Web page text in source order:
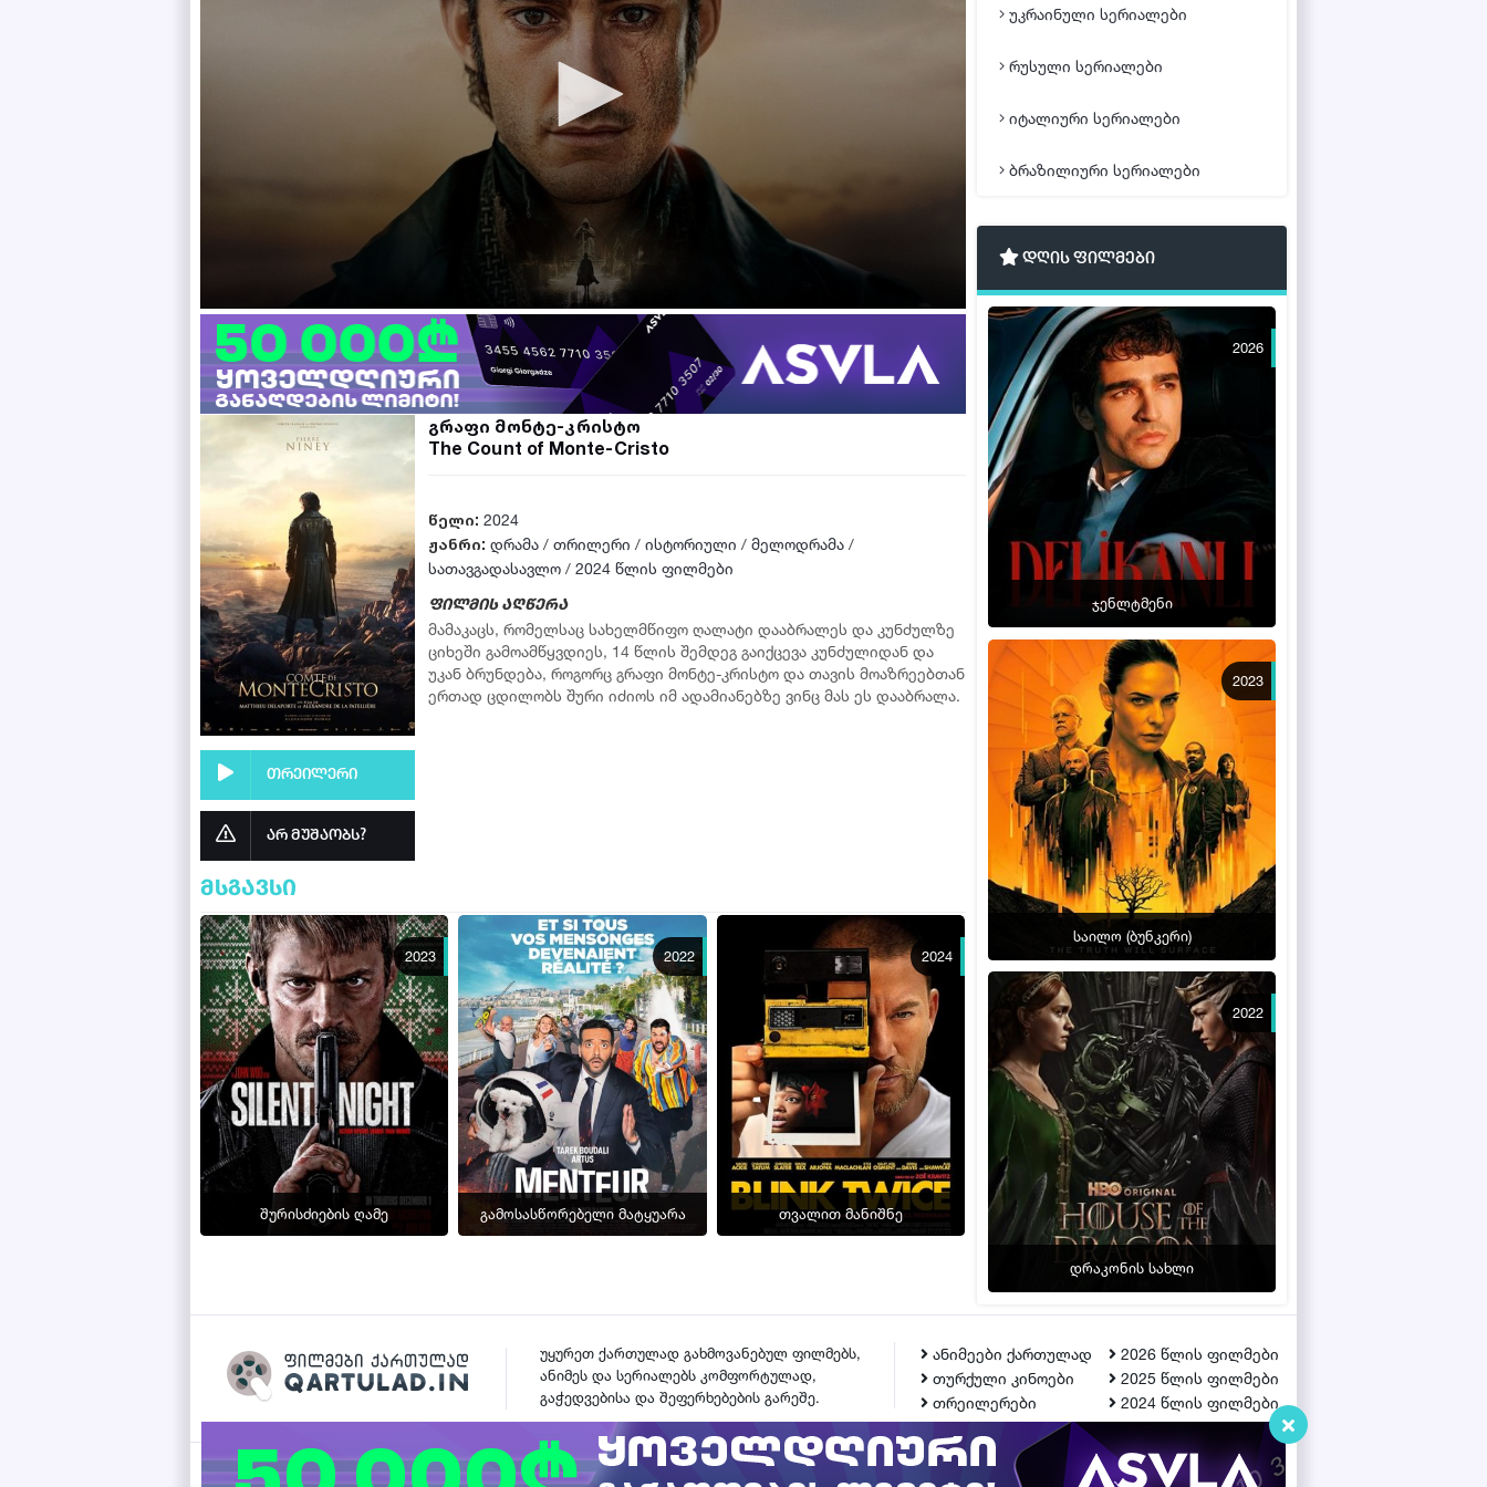
თრეილერი
არ მუშაობს?
გრაფი მონტე-კრისტო
The Count of Monte-Cristo
წელი: 2024
ჟანრი: დრამა/ თრილერი / ისტორიული / მელოდრამა/
სათავგადასავლო/ 2024 წლის ფილმები
ფილმის აღწერა
მამაკაცს, რომელსაც სახელმწიფო ღალატი დააბრალეს და კუნძულზე
ციხეში გამოამწყვდიეს, 14 წლის შემდეგ გაიქცევა კუნძულიდან და
უკან ბრუნდება, როგორც გრაფი მონტე-კრისტო და თავის მოაზრეებთან
ერთად ცდილობს შური იძიოს იმ ადამიანებზე ვინც მას ეს დააბრალა.
მსგავსი
2023
შურისძიების ღამე
2022
გამოსასწორებელი მატყუარა
2024
თვალით მანიშნე
უკრაინული სერიალები
რუსული სერიალები
იტალიური სერიალები
ბრაზილიური სერიალები
დღის ფილმები
2026
ჯენლტმენი
2023
საილო (ბუნკერი)
2022
დრაკონის სახლი
უყურეთ ქართულად გახმოვანებულ ფილმებს,
ანიმეს და სერიალებს კომფორტულად,
გაჭედვებისა და შეფერხებების გარეშე.
ანიმეები ქართულად
თურქული კინოები
თრეილერები
2026 წლის ფილმები
2025 წლის ფილმები
2024 წლის ფილმები
ᲙᲝᲜᲢᲐᲥᲢᲘ
Qartulad.in © 2026